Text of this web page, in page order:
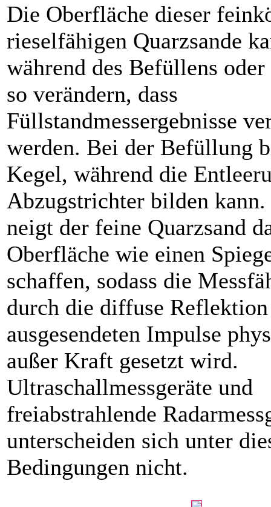
Die Oberfläche dieser
rieselfähigen Quarzsande
während des Befüllens
so verändern, dass
Füllstandmessergebnisse
werden. Bei der Befüllung
Kegel, während die
Abzugstrichter bilden kann.
neigt der feine Quarzsand
Oberfläche wie einen
schaffen, sodass die
durch die diffuse
ausgesendeten Impulse
außer Kraft gesetzt wird.
Ultraschallmessgeräte und
freiabstrahlende
unterscheiden sich unter
Bedingungen nicht.